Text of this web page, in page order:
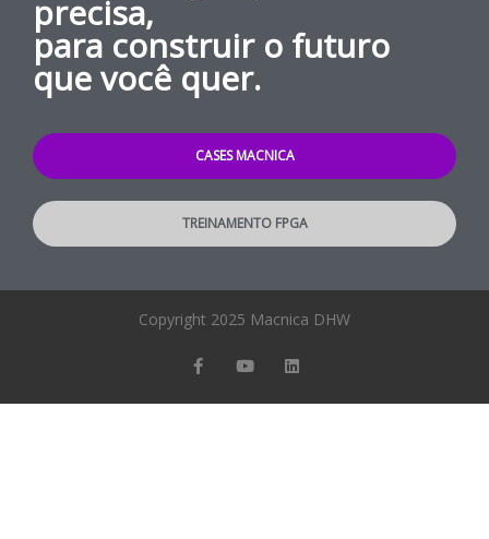
precisa,
para construir o futuro
que você quer.
CASES MACNICA
TREINAMENTO FPGA
Copyright 2025 Macnica DHW